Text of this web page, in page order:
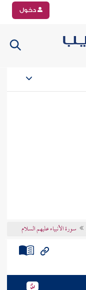
دخول
سورة الأنبياء عليهم السلام